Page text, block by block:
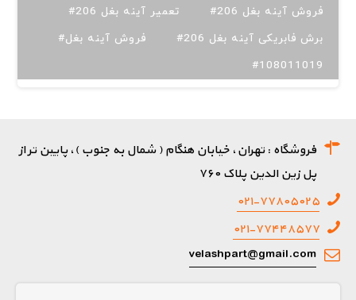
#فروش آینه بغل 206
#تعمیر آینه بغل 206
#برش فابریکی آینه بغل 206
#فروش آینه بغل
#108011019
فروشگاه : تهران، خیابان هنگام ( شمال به جنوب )، پایین تر از
پل زین الدین پلاک ۷۶۰
۰۲۱-۷۷۸۰۵۰۲۵
۰۲۱-۷۷۴۴۸۵۷۷
velashpart@gmail.com